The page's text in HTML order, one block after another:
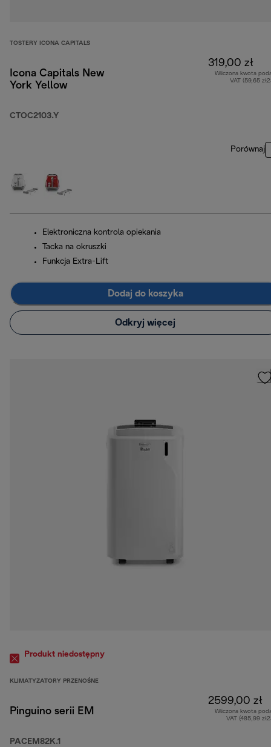
TOSTERY ICONA CAPITALS
Icona Capitals New
York Yellow
CTOC2103.Y
319,00 zł
Wliczona kwota
VAT (59,65
Porównaj
Elektroniczna kontrola opiekania
Tacka na okruszki
Funkcja Extra-Lift
Dodaj do koszyka
Odkryj więcej
Produkt niedostępny
KLIMATYZATORY PRZENOŚNE
Pinguino serii EM
PACEM82K.1
2599,00 zł
Wliczona kwota
VAT (485,99